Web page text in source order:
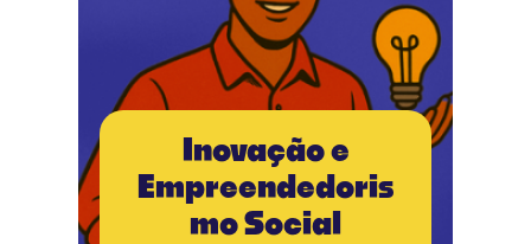
Inovação e
Empreendedoris
mo Social